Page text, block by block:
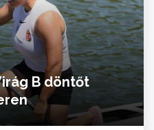
B döntőt